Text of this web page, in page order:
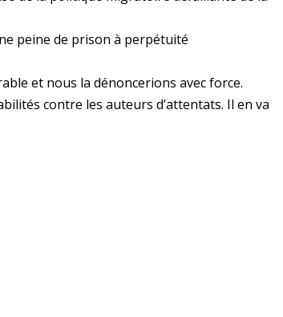
peine de prison à perpétuité
et nous la dénoncerions avec force.
contre les auteurs d’attentats. Il en va